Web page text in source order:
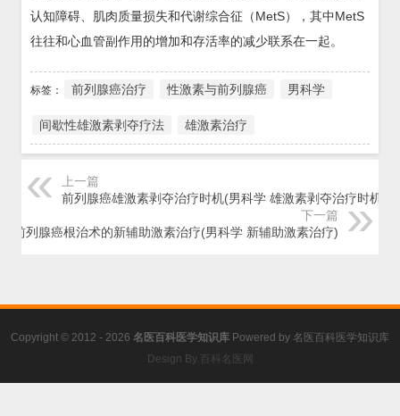
认知障碍、肌肉质量损失和代谢综合征（MetS），其中MetS
往往和心血管副作用的增加和存活率的减少联系在一起。
标签： 前列腺癌治疗 性激素与前列腺癌 男科学
间歇性雄激素剥夺疗法 雄激素治疗
上一篇
前列腺癌雄激素剥夺治疗时机(男科学 雄激素剥夺治疗时机)
下一篇
前列腺癌根治术的新辅助激素治疗(男科学 新辅助激素治疗)
Copyright © 2012 - 2026 名医百科医学知识库 Powered by 名医百科医学知识库
Design By 百科名医网